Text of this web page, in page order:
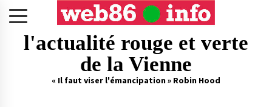
l'actualité rouge et verte
de la Vienne
« Il faut viser l'émancipation » Robin Hood